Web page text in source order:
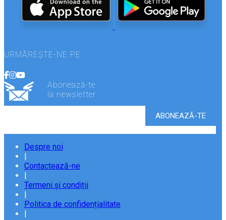
URMĂREȘTE-NE PE
Abonează-te
la newsletter
Despre noi
|
Contactează-ne
|
Termeni și condiții
|
Politica de confidențialitate
|